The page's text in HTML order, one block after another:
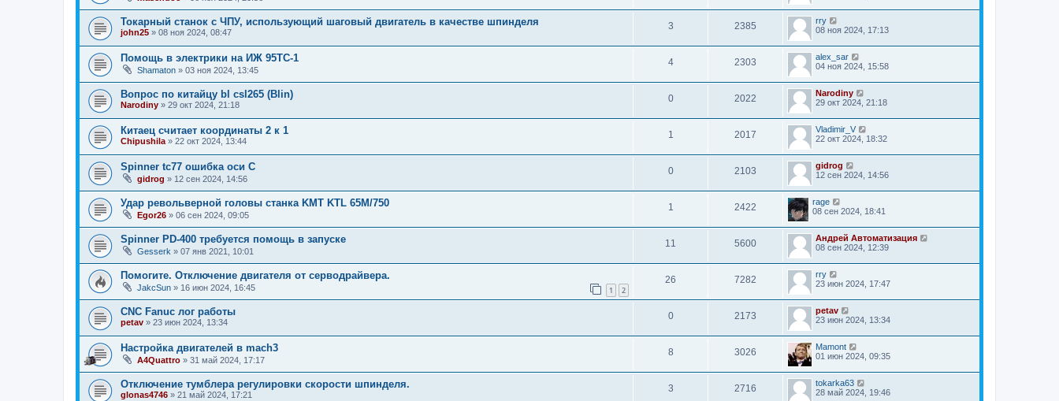
Токарный станок с ЧПУ, использующий шаговый двигатель в качестве шпинделя
john25 » 08 ноя 2024, 08:47
3 2385
rry
08 ноя 2024, 17:13
Помощь в электрики на ИЖ 95ТС-1
Shamaton » 03 ноя 2024, 13:45
4 2303
alex_sar
04 ноя 2024, 15:58
Вопрос по китайцу bl csl265 (Blin)
Narodiny » 29 окт 2024, 21:18
0 2022
Narodiny
29 окт 2024, 21:18
Китаец считает координаты 2 к 1
Chipushila » 22 окт 2024, 13:44
1 2017
Vladimir_V
22 окт 2024, 18:32
Spinner tc77 ошибка оси C
gidrog » 12 сен 2024, 14:56
0 2103
gidrog
12 сен 2024, 14:56
Удар револьверной головы станка KMT KTL 65M/750
Egor26 » 06 сен 2024, 09:05
1 2422
rage
08 сен 2024, 18:41
Spinner PD-400 требуется помощь в запуске
Gesserk » 07 янв 2021, 10:01
11 5600
Андрей Автоматизация
08 сен 2024, 12:39
Помогите. Отключение двигателя от серводрайвера.
JakcSun » 16 июн 2024, 16:45 1 2
26 7282
rry
23 июн 2024, 17:47
CNC Fanuc лог работы
petav » 23 июн 2024, 13:34
0 2173
petav
23 июн 2024, 13:34
Настройка двигателей в mach3
A4Quattro » 31 май 2024, 17:17
8 3026
Mamont
01 июн 2024, 09:35
Отключение тумблера регулировки скорости шпинделя.
glonas4746 » 21 май 2024, 17:21
3 2716
tokarka63
28 май 2024, 19:46